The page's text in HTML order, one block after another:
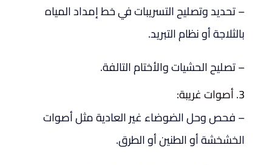
– تحديد وتصليح التسريبات في خط إمداد المياه
بالثلاجة أو نظام التبريد.
– تصليح الحشيات والأختام التالفة.
3. أصوات غريبة:
– فحص وحل الضوضاء غير العادية مثل أصوات
الخشخشة أو الطنين أو الطرق.